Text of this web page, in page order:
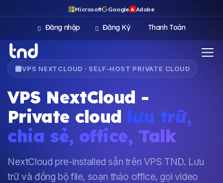
Microsoft Google A Adobe
Đăng nhập Đăng Ký Thanh Toán
VPS NEXTCLOUD · SELF-HOST PRIVATE CLOUD
VPS NextCloud -
Private cloud lưu trữ,
chia sẻ, office, Talk
NextCloud pre-installed sẵn trên VPS TND. Lưu
trữ và đồng bộ file, soạn thảo office, gọi video